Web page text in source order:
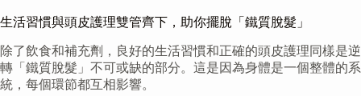
生活習慣與頭皮護理雙管齊下，助你擺脫「鐵質脫髮」
除了飲食和補充劑，良好的生活習慣和正確的頭皮護理同樣是逆
轉「鐵質脫髮」不可或缺的部分。這是因為身體是一個整體的系
統，每個環節都互相影響。